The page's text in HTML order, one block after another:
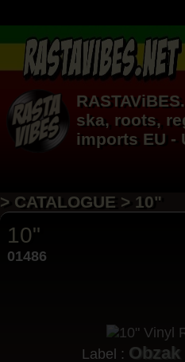
ska, roots,
imports EU -
> CATALOGUE > 10"
10"
01486
Label : Obzak